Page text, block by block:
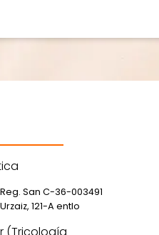
Reg. San C-36-003491
Urzaiz, 121-A entlo